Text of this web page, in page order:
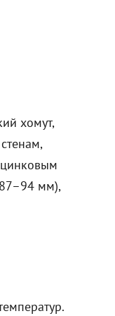
хомут,
цинковым
мм),